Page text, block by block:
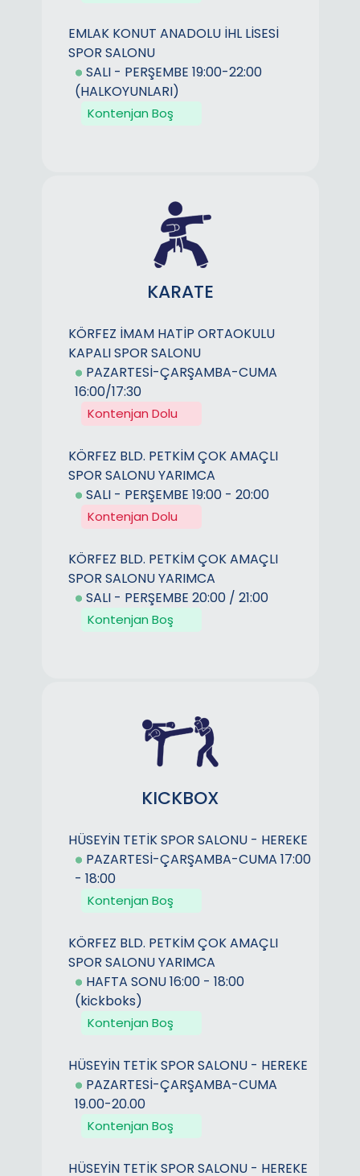
EMLAK KONUT ANADOLU İHL LİSESİ
SPOR SALONU
SALI - PERŞEMBE 19:00-22:00
(HALKOYUNLARI)
Kontenjan Boş
KARATE
KÖRFEZ İMAM HATİP ORTAOKULU
KAPALI SPOR SALONU
PAZARTESİ-ÇARŞAMBA-CUMA
16:00/17:30
Kontenjan Dolu
KÖRFEZ BLD. PETKİM ÇOK AMAÇLI
SPOR SALONU YARIMCA
SALI - PERŞEMBE 19:00 - 20:00
Kontenjan Dolu
KÖRFEZ BLD. PETKİM ÇOK AMAÇLI
SPOR SALONU YARIMCA
SALI - PERŞEMBE 20:00 / 21:00
Kontenjan Boş
KICKBOX
HÜSEYİN TETİK SPOR SALONU - HEREKE
PAZARTESİ-ÇARŞAMBA-CUMA 17:00
- 18:00
Kontenjan Boş
KÖRFEZ BLD. PETKİM ÇOK AMAÇLI
SPOR SALONU YARIMCA
HAFTA SONU 16:00 - 18:00
(kickboks)
Kontenjan Boş
HÜSEYİN TETİK SPOR SALONU - HEREKE
PAZARTESİ-ÇARŞAMBA-CUMA
19.00-20.00
Kontenjan Boş
HÜSEYİN TETİK SPOR SALONU - HEREKE